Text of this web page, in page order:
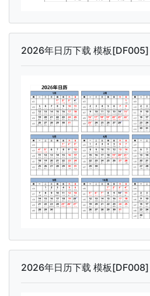
2026年日历下载 模板[DF005]
2026年日历下载 模板[DF008]